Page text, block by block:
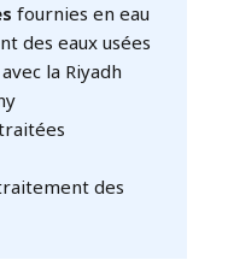
fournies en eau
des eaux usées
la Riyadh
des